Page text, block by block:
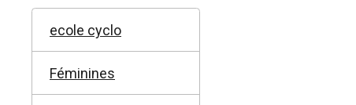
ecole cyclo
Féminines